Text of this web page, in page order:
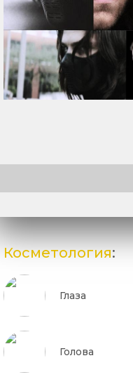
Косметология:
Глаза
Голова